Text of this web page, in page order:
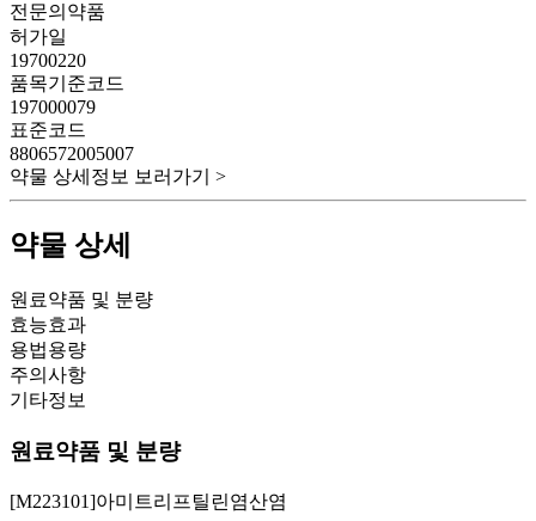
전문의약품
허가일
19700220
품목기준코드
197000079
표준코드
8806572005007
약물 상세정보 보러가기 >
약물 상세
원료약품 및 분량
효능효과
용법용량
주의사항
기타정보
원료약품 및 분량
[M223101]아미트리프틸린염산염